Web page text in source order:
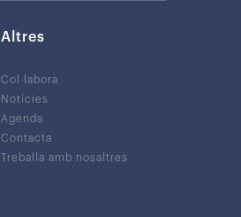
Altres
Col·labora
Notícies
Agenda
Contacta
Treballa amb nosaltres